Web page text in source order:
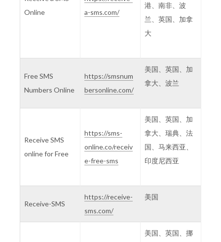
Online
a-sms.com/
港、南非、波
兰、英国、加拿
大
Free SMS
Numbers Online
https://smsnum
bersonline.com/
美国、英国、加
拿大、波兰
Receive SMS
online for Free
https://sms-
online.co/receiv
e-free-sms
美国、英国、加
拿大、瑞典、法
国、马来西亚、
印度尼西亚
Receive-SMS
https://receive-
sms.com/
美国
美国、英国、挪